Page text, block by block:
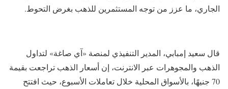
الجاري، ما عزز من توجه المستثمرين للذهب بغرض التحوط.
قال سعيد إمبابي، المدير التنفيذي لمنصة «آي صاغة» لتداول
الذهب والمجوهرات عبر الانترنت، إن أسعار الذهب تراجعت بقيمة
70 جنيهًا، بالأسواق المحلية خلال تعاملات الأسبوع، حيث افتتح